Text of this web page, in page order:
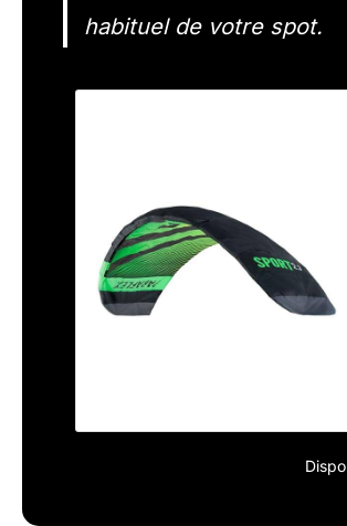
habituel de votre spot.